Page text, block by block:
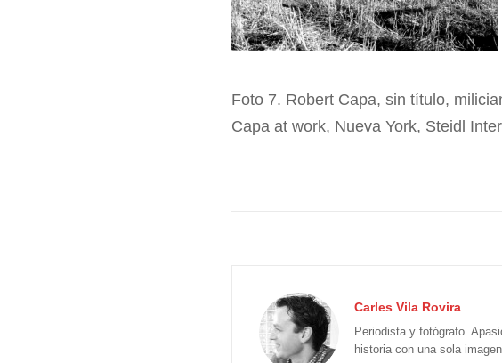
Foto 7. Robert Capa, sin título,
Capa at work, Nueva York, Steidl
Carles Vila Rovira
Periodista y fotógrafo.
historia con una sola imagen.